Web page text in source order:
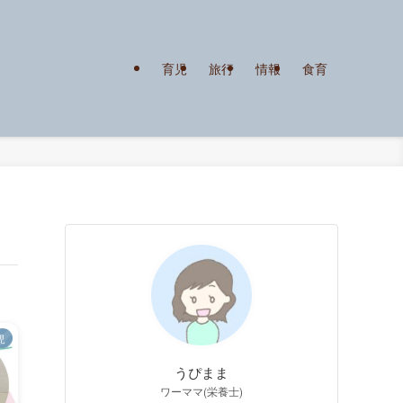
育児 旅行 情報 食育
うぴまま
ワーママ(栄養士)